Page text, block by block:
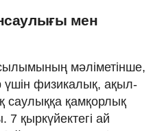
мен
мәліметінше,
физикалық, ақыл-
саулыққа қамқорлық
7 қыркүйектегі ай